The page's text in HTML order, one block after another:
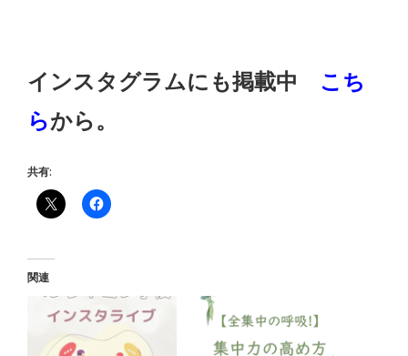
インスタグラムにも掲載中 こち
らから。
共有:
関連